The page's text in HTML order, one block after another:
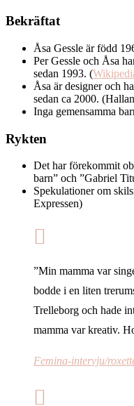
Bekräftat
Åsa Gessle är född
Per Gessle och Åsa
sedan 1993. (
Åsa är designer och
sedan ca 2000.
Inga gemensamma
Rykten
Det har förekommit
barn” och ”Gabriel
Spekulationer om
Expressen)
”Min mamma var
bodde i en liten
Trelleborg och hade
mamma var kreativ.
Femina-intervju/